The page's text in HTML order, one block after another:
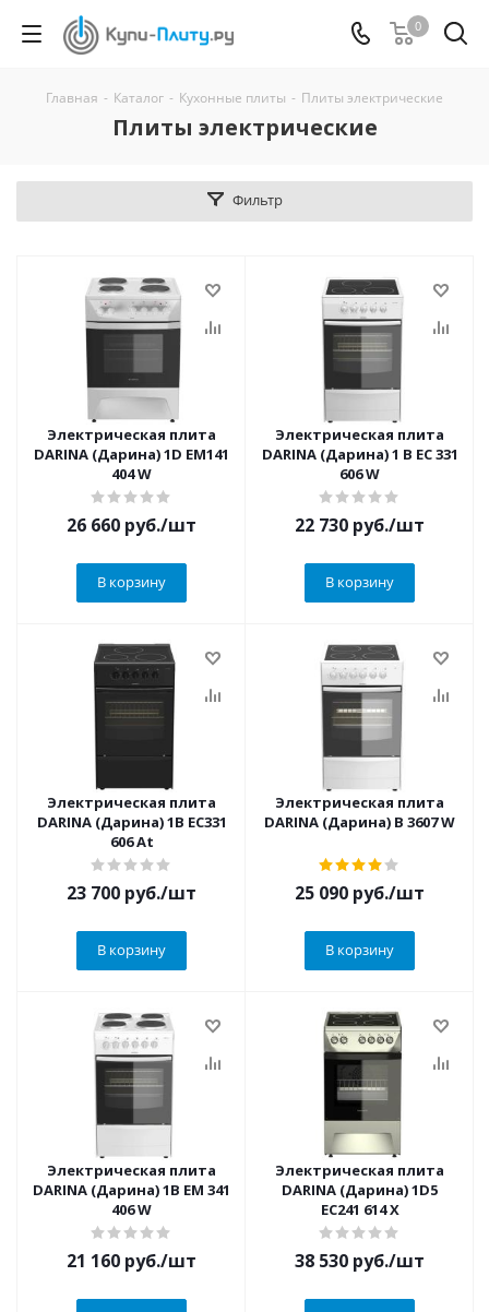
0
Главная - Каталог - Кухонные плиты - Плиты электрические
Плиты электрические
Фильтр
Электрическая плита
DARINA (Дарина) 1D EM141
404 W
26 660 руб./шт
В корзину
Электрическая плита
DARINA (Дарина) 1 B EC 331
606 W
22 730 руб./шт
В корзину
Электрическая плита
DARINA (Дарина) 1B EC331
606 At
23 700 руб./шт
В корзину
Электрическая плита
DARINA (Дарина) B 3607 W
25 090 руб./шт
В корзину
Электрическая плита
DARINA (Дарина) 1B EM 341
406 W
21 160 руб./шт
Электрическая плита
DARINA (Дарина) 1D5
EC241 614 X
38 530 руб./шт